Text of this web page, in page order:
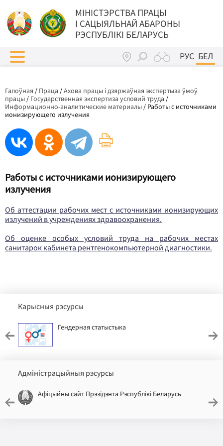
МIНIСТЭРСТВА ПРАЦЫ
I САЦЫЯЛЬНАЙ АБАРОНЫ
РЭСПУБЛІКІ БЕЛАРУСЬ
РУС БЕЛ
Галоўная / Праца /Ахова працы і дзяржаўная экспертыза ўмоў
працы / Государственная экспертиза условий труда /
Информационно-аналитические материалы / Работы с источниками
ионизирующего излучения
Работы с источниками ионизирующего
излучения
Об аттестации рабочих мест с источниками ионизирующих
излучений в учреждениях здравоохранения.
Об оценке особых условий труда на рабочих местах
санитарок кабинета рентгенокомпьютерной диагностики.
Карысныя рэсурсы
Гендерная статыстыка
Адміністрацыйныя рэсурсы
Афіцыйны сайт Прэзідэнта Рэспублікі Беларусь